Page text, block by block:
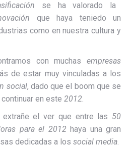
se ha valorado la
que haya teniedo un
como en nuestra cultura y
con muchas empresas
de estar muy vinculadas a los
social, dado que el boom que se
en este 2012.
el ver que entre las 50
para el 2012 haya una gran
dedicadas a los social media.